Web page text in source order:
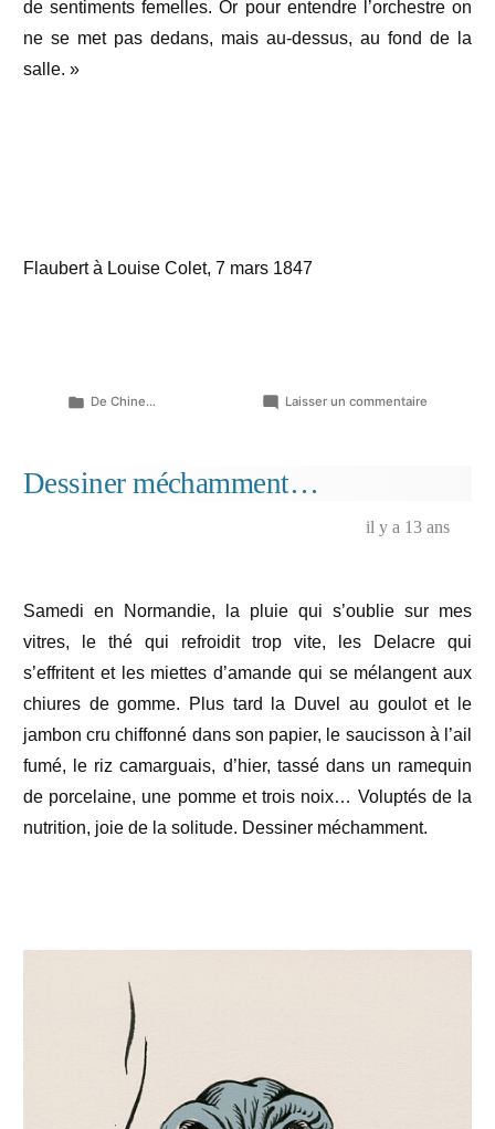
de sentiments femelles. Or pour entendre l’orchestre on
ne se met pas dedans, mais au-dessus, au fond de la
salle. »
Flaubert à Louise Colet, 7 mars 1847
Publié
De Chine... Laisser un commentaire
Dessiner méchamment…
il y a 13 ans
Samedi en Normandie, la pluie qui s’oublie sur mes
vitres, le thé qui refroidit trop vite, les Delacre qui
s’effritent et les miettes d’amande qui se mélangent aux
chiures de gomme. Plus tard la Duvel au goulot et le
jambon cru chiffonné dans son papier, le saucisson à l’ail
fumé, le riz camarguais, d’hier, tassé dans un ramequin
de porcelaine, une pomme et trois noix… Voluptés de la
nutrition, joie de la solitude. Dessiner méchamment.